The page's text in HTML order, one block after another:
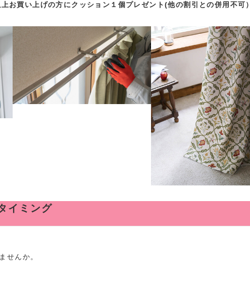
お買い上げの方にクッション１個プレゼント(他の割引との併用不可）
イミング
せんか。